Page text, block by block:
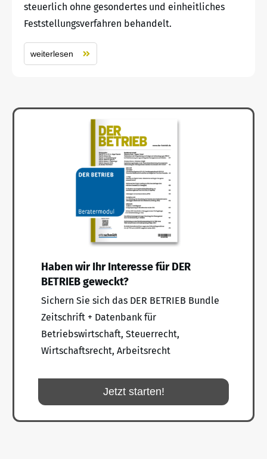
steuerlich ohne gesondertes und einheitliches
Feststellungsverfahren behandelt.
weiterlesen
Haben wir Ihr Interesse für DER
BETRIEB geweckt?
Sichern Sie sich das DER BETRIEB Bundle
Zeitschrift + Datenbank für
Betriebswirtschaft, Steuerrecht,
Wirtschaftsrecht, Arbeitsrecht
Jetzt starten!